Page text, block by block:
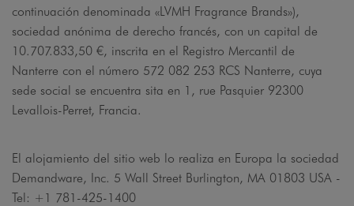
continuación denominada «LVMH Fragrance Brands»),
sociedad anónima de derecho francés, con un capital de
10.707.833,50 €, inscrita en el Registro Mercantil de
Nanterre con el número 572 082 253 RCS Nanterre, cuya
sede social se encuentra sita en 1, rue Pasquier 92300
Levallois-Perret, Francia.
El alojamiento del sitio web lo realiza en Europa la sociedad
Demandware, Inc. 5 Wall Street Burlington, MA 01803 USA -
Tel: +1 781-425-1400